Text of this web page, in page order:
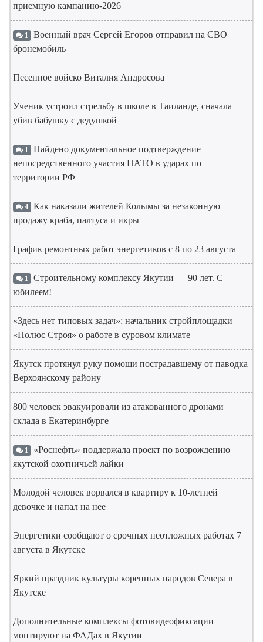
приемную кампанию-2026
1 Военный врач Сергей Егоров отправил на СВО
бронемобиль
Песенное войско Виталия Андросова
Ученик устроил стрельбу в школе в Таиланде, сначала
убив бабушку с дедушкой
1 Найдено документальное подтверждение
непосредственного участия НАТО в ударах по
территории РФ
4 Как наказали жителей Колымы за незаконную
продажу краба, палтуса и икры
График ремонтных работ энергетиков с 8 по 23 августа
1 Строительному комплексу Якутии — 90 лет. С
юбилеем!
«Здесь нет типовых задач»: начальник стройплощадки
«Полюс Строя» о работе в суровом климате
Якутск протянул руку помощи пострадавшему от паводка
Верхоянскому району
800 человек эвакуировали из атакованного дронами
склада в Екатеринбурге
1 «Роснефть» поддержала проект по возрождению
якутской охотничьей лайки
Молодой человек ворвался в квартиру к 10-летней
девочке и напал на нее
Энергетики сообщают о срочных неотложных работах 7
августа в Якутске
Яркий праздник культуры коренных народов Севера в
Якутске
Дополнительные комплексы фотовидеофиксации
монтируют на ФАДах в Якутии